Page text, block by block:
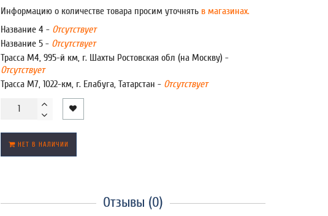
Информацию о количестве товара просим уточнятьв магазинах.
Название 4 - Отсутствует
Название 5 - Отсутствует
Трасса М4, 995-й км, г. Шахты Ростовская обл (на Москву) -
Отсутствует
Трасса М7, 1022-км, г. Елабуга, Татарстан - Отсутствует
НЕТ В НАЛИЧИИ
Отзывы (0)